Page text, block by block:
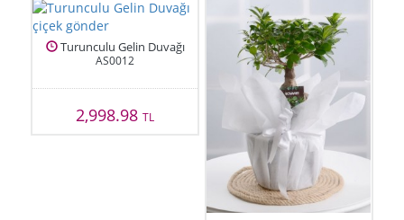
Turunculu Gelin Duvağı
AS0012
2,998.98TL